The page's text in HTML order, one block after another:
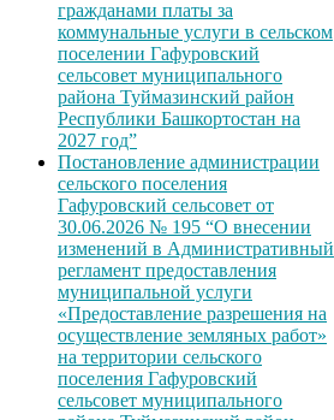
гражданами платы за
коммунальные услуги в сельском
поселении Гафуровский
сельсовет муниципального
района Туймазинский район
Республики Башкортостан на
2027 год”
Постановление администрации
сельского поселения
Гафуровский сельсовет от
30.06.2026 № 195 “О внесении
изменений в Административный
регламент предоставления
муниципальной услуги
«Предоставление разрешения на
осуществление земляных работ»
на территории сельского
поселения Гафуровский
сельсовет муниципального